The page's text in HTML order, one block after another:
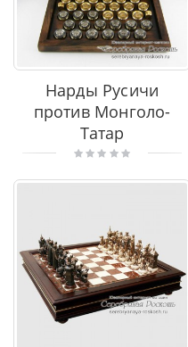
Нарды Русичи
против Монголо-
Татар